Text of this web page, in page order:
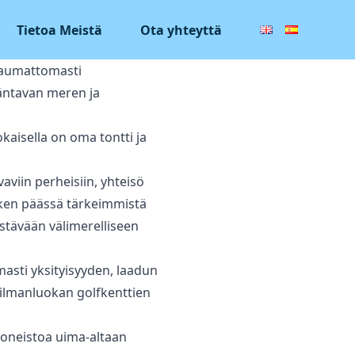
Tietoa Meistä Ota yhteyttä
meren ja
on oma tontti ja
‌perheisiin, ‌yhteisö
‌päässä ‌tärkeimmistä
‌välimerelliseen
yksityisyyden, laadun
golfkenttien
uima-altaan